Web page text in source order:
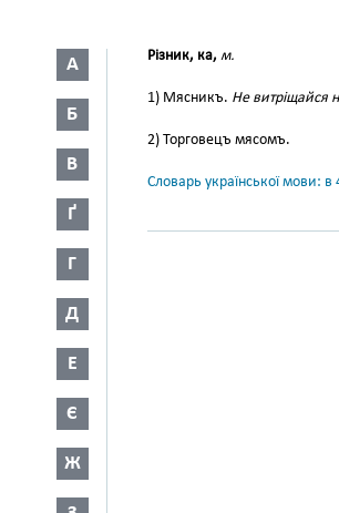
А
Б
В
Ґ
Г
Д
Е
Є
Ж
Різник, ка, м.
1) Мясникъ. Не витріщайся
2) Торговецъ мясомъ.
Словарь української мови: